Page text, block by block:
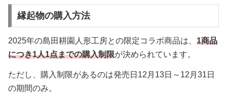
縁起物の購入方法
2025年の島田耕園人形工房との限定コラボ商品は、 1商品
につき1人1点までの購入制限が決められています。
ただし、購入制限があるのは発売日12月13日～12月31日
の期間のみ。